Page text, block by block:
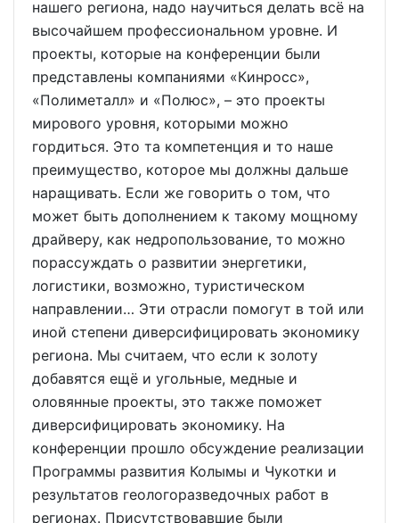
нашего региона, надо научиться делать всё на
высочайшем профессиональном уровне. И
проекты, которые на конференции были
представлены компаниями «Кинросс»,
«Полиметалл» и «Полюс», – это проекты
мирового уровня, которыми можно
гордиться. Это та компетенция и то наше
преимущество, которое мы должны дальше
наращивать. Если же говорить о том, что
может быть дополнением к такому мощному
драйверу, как недропользование, то можно
порассуждать о развитии энергетики,
логистики, возможно, туристическом
направлении… Эти отрасли помогут в той или
иной степени диверсифицировать экономику
региона. Мы считаем, что если к золоту
добавятся ещё и угольные, медные и
оловянные проекты, это также поможет
диверсифицировать экономику. На
конференции прошло обсуждение реализации
Программы развития Колымы и Чукотки и
результатов геологоразведочных работ в
регионах. Присутствовавшие были